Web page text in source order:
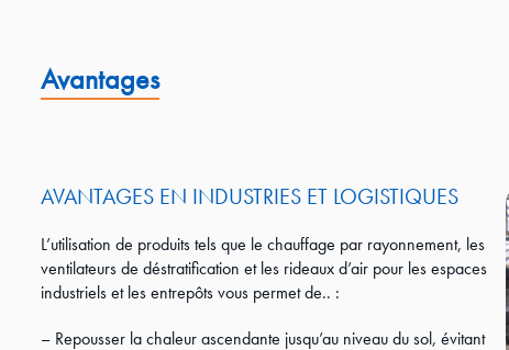
Avantages
AVANTAGES EN INDUSTRIES ET LOGISTIQUES
L’utilisation de produits tels que le chauffage par rayonnement, les
ventilateurs de déstratification et les rideaux d’air pour les espaces
industriels et les entrepôts vous permet de.. :
– Repousser la chaleur ascendante jusqu’au niveau du sol, évitant